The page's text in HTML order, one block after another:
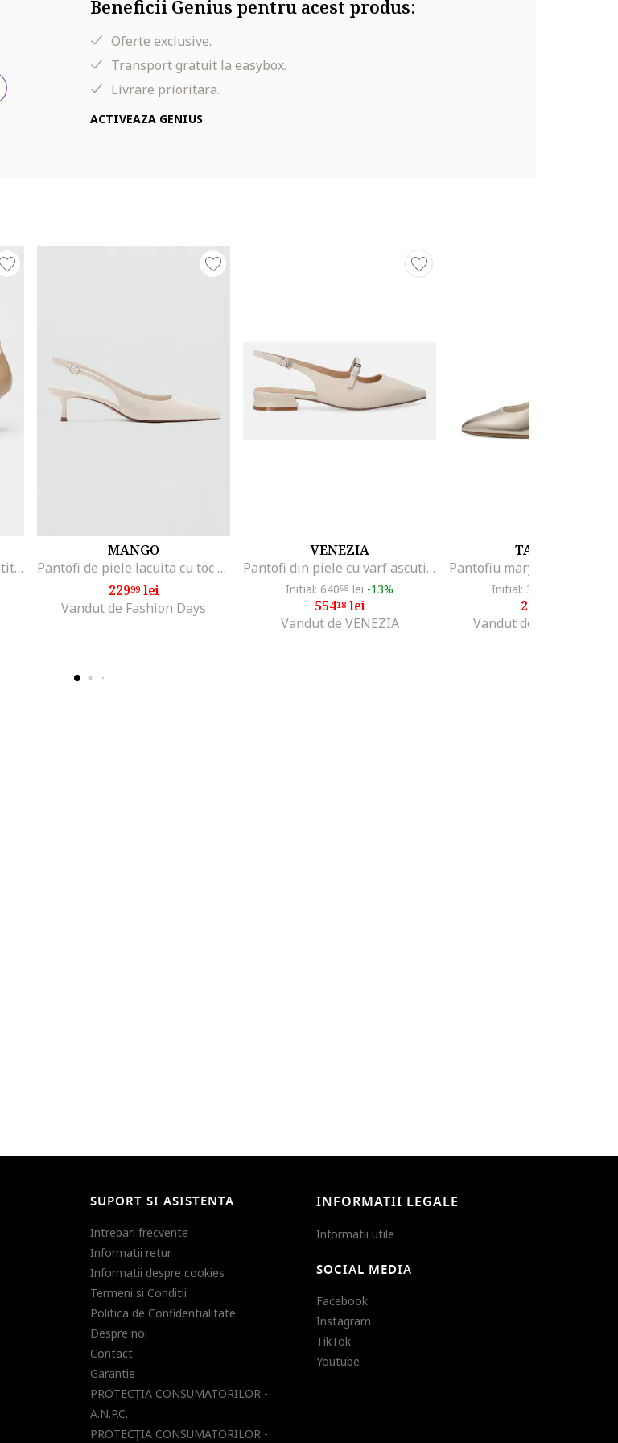
Beneficii Genius pentru acest produs:
Oferte exclusive.
Transport gratuit la easybox.
Livrare prioritara.
ACTIVEAZA GENIUS
Pantofi de piele cu varf ascutit si toc Esen, Bej roscat
MANGO
Pantofi de piele lacuita cu toc kitten, Alb murdar
22999lei
Vandut de Fashion Days
VENEZIA
Pantofi din piele cu varf ascutit si catarama
Initial: 64058 lei -13%
55418lei
Vandut de VENEZIA
TAMARIS
Initial: 341
269
Vandut de Fashion Days
SUPORT SI ASISTENTA
Intrebari frecvente
Informatii retur
Informatii despre cookies
Termeni si Conditii
Politica de Confidentialitate
Despre noi
Contact
Garantie
PROTECŢIA CONSUMATORILOR -
A.N.P.C.
PROTECŢIA CONSUMATORILOR -
INFORMATII LEGALE
Informatii utile
SOCIAL MEDIA
Facebook
Instagram
TikTok
Youtube